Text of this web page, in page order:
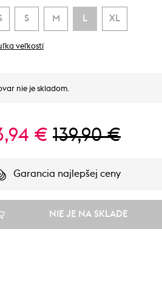
S M L XL
veľkostí
nie je skladom.
€ 139,90 €
Garancia najlepšej ceny
NIE JE NA SKLADE